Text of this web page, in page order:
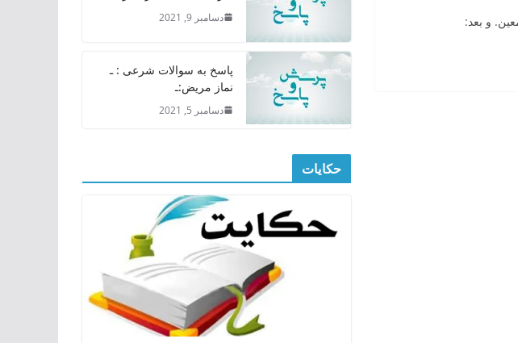
دسامبر 9, 2021
پاسخ به سوالات شرعی : ـ
نماز مریض:ـ
دسامبر 5, 2021
حکایات